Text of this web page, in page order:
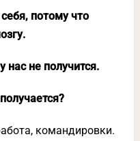
потому что
не получится.
командировки.